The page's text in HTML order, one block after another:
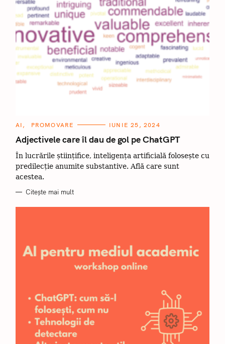
C
T
E
G
O
R
I
I
AI PROMOVARE IUNIE 25, 2024
Adjectivele care îl dau de gol pe ChatGPT
În lucrările științifice, inteligența artificială folosește cu
predilecție anumite substantive. Află care sunt
acestea.
Citește mai mult
C
ă
u
t
a